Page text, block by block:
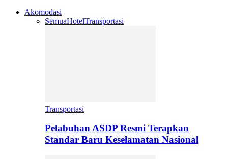
Akomodasi
SemuaHotelTransportasi
Transportasi
Pelabuhan ASDP Resmi Terapkan
Standar Baru Keselamatan Nasional